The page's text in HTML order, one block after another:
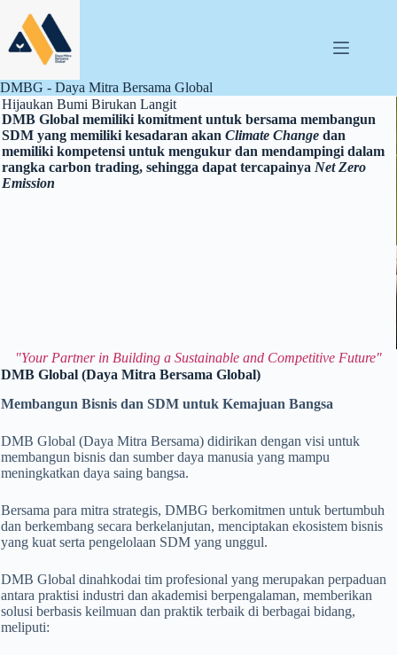
DMBG - Daya Mitra Bersama Global
Hijaukan Bumi Birukan Langit
DMB Global memiliki komitment untuk bersama membangun
SDM yang memiliki kesadaran akan Climate Change dan
memiliki kompetensi untuk mengukur dan mendampingi dalam
rangka carbon trading, sehingga dapat tercapainya Net Zero
Emission
"Your Partner in Building a Sustainable and Competitive Future"
DMB Global (Daya Mitra Bersama Global)
Membangun Bisnis dan SDM untuk Kemajuan Bangsa
DMB Global (Daya Mitra Bersama) didirikan dengan visi untuk
membangun bisnis dan sumber daya manusia yang mampu
meningkatkan daya saing bangsa.
Bersama para mitra strategis, DMBG berkomitmen untuk bertumbuh
dan berkembang secara berkelanjutan, menciptakan ekosistem bisnis
yang kuat serta pengelolaan SDM yang unggul.
DMB Global dinahkodai tim profesional yang merupakan perpaduan
antara praktisi industri dan akademisi berpengalaman, memberikan
solusi berbasis keilmuan dan praktik terbaik di berbagai bidang,
meliputi: